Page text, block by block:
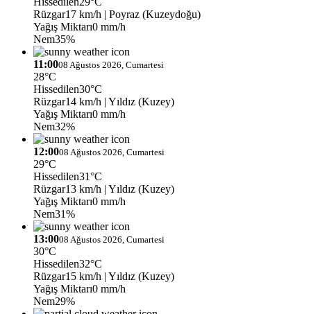
Rüzgar17 km/h | Poyraz (Kuzeydoğu)
Yağış Miktarı0 mm/h
Nem35%
11:0008 Ağustos 2026, Cumartesi
28°C
Hissedilen30°C
Rüzgar14 km/h | Yıldız (Kuzey)
Yağış Miktarı0 mm/h
Nem32%
12:0008 Ağustos 2026, Cumartesi
29°C
Hissedilen31°C
Rüzgar13 km/h | Yıldız (Kuzey)
Yağış Miktarı0 mm/h
Nem31%
13:0008 Ağustos 2026, Cumartesi
30°C
Hissedilen32°C
Rüzgar15 km/h | Yıldız (Kuzey)
Yağış Miktarı0 mm/h
Nem29%